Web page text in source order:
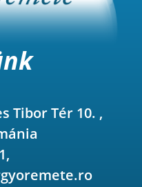
Tibor Tér 10. ,